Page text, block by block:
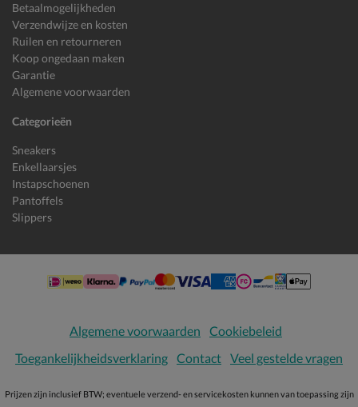
Betaalmogelijkheden
Verzendwijze en kosten
Ruilen en retourneren
Koop ongedaan maken
Garantie
Algemene voorwaarden
Categorieën
Sneakers
Enkellaarsjes
Instapschoenen
Pantoffels
Slippers
Algemene voorwaarden
Cookiebeleid
Toegankelijkheidsverklaring Contact Veel gestelde vragen
Prijzen zijn inclusief BTW; eventuele verzend- en servicekosten kunnen van toepassing zijn